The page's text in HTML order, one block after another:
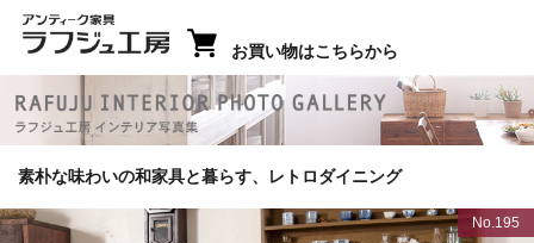
お買い物はこちらから
ラフジュ工房 インテリア写真集
素朴な味わいの和家具と暮らす、レトロダイニング
No.195